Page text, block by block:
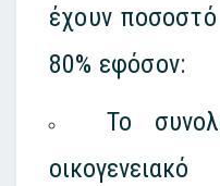
έχουν
80% εφόσον:
Το